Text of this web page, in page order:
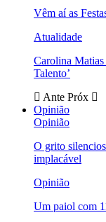
Vêm aí as
Atualidade
Carolina
Talento’
Ante Próx
Opinião
Opinião
O grito
implacável
Opinião
Um paiol com